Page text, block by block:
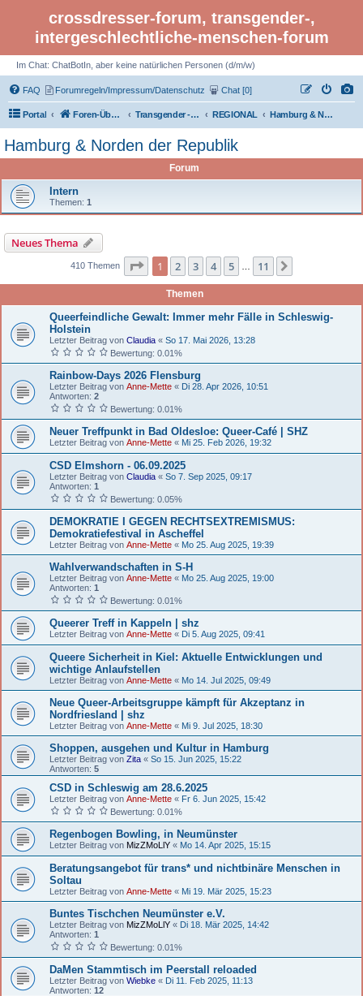
crossdresser-forum, transgender-,
intergeschlechtliche-menschen-forum
Im Chat: ChatBotIn, aber keine natürlichen Personen (d/m/w)
FAQ Forumregeln/Impressum/Datenschutz Chat [0]
Portal Foren-Übersicht Transgender - Crossdresser-Forum REGIONAL Hamburg & Norden der Republik
Hamburg & Norden der Republik
Forum
Intern
Themen: 1
Neues Thema
410 Themen Seite 1 von 11
1 2 3 4 5 11
Themen
Queerfeindliche Gewalt: Immer mehr Fälle in Schleswig-
Holstein
Letzter Beitrag von Claudia « So 17. Mai 2026, 13:28
Bewertung: 0.01%
Rainbow-Days 2026 Flensburg
Letzter Beitrag von Anne-Mette « Di 28. Apr 2026, 10:51
Antworten: 2
Bewertung: 0.01%
Neuer Treffpunkt in Bad Oldesloe: Queer-Café | SHZ
Letzter Beitrag von Anne-Mette « Mi 25. Feb 2026, 19:32
CSD Elmshorn - 06.09.2025
Letzter Beitrag von Claudia « So 7. Sep 2025, 09:17
Antworten: 1
Bewertung: 0.05%
DEMOKRATIE I GEGEN RECHTSEXTREMISMUS:
Demokratiefestival in Ascheffel
Letzter Beitrag von Anne-Mette « Mo 25. Aug 2025, 19:39
Wahlverwandschaften in S-H
Letzter Beitrag von Anne-Mette « Mo 25. Aug 2025, 19:00
Antworten: 1
Bewertung: 0.01%
Queerer Treff in Kappeln | shz
Letzter Beitrag von Anne-Mette « Di 5. Aug 2025, 09:41
Queere Sicherheit in Kiel: Aktuelle Entwicklungen und
wichtige Anlaufstellen
Letzter Beitrag von Anne-Mette « Mo 14. Jul 2025, 09:49
Neue Queer-Arbeitsgruppe kämpft für Akzeptanz in
Nordfriesland | shz
Letzter Beitrag von Anne-Mette « Mi 9. Jul 2025, 18:30
Shoppen, ausgehen und Kultur in Hamburg
Letzter Beitrag von Zita « So 15. Jun 2025, 15:22
Antworten: 5
CSD in Schleswig am 28.6.2025
Letzter Beitrag von Anne-Mette « Fr 6. Jun 2025, 15:42
Bewertung: 0.01%
Regenbogen Bowling, in Neumünster
Letzter Beitrag von MizZMoLlY « Mo 14. Apr 2025, 15:15
Beratungsangebot für trans* und nichtbinäre Menschen in
Soltau
Letzter Beitrag von Anne-Mette « Mi 19. Mär 2025, 15:23
Buntes Tischchen Neumünster e.V.
Letzter Beitrag von MizZMoLlY « Di 18. Mär 2025, 14:42
Antworten: 1
Bewertung: 0.01%
DaMen Stammtisch im Peerstall reloaded
Letzter Beitrag von Wiebke « Di 11. Feb 2025, 11:13
Antworten: 12